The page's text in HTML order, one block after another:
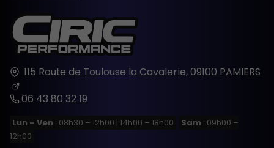
115 Route de Toulouse la Cavalerie,09100 PAMIERS
06 43 80 32 19
Lun – Ven : 08h30 – 12h00 | 14h00 – 18h00 Sam : 09h00 –
12h00